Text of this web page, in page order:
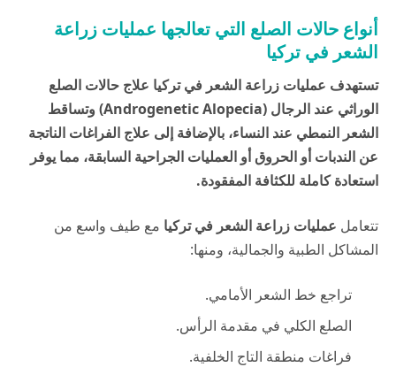
أنواع حالات الصلع التي تعالجها عمليات زراعة
الشعر في تركيا
تستهدف عمليات زراعة الشعر في تركيا علاج حالات الصلع
الوراثي عند الرجال (Androgenetic Alopecia) وتساقط
الشعر النمطي عند النساء، بالإضافة إلى علاج الفراغات الناتجة
عن الندبات أو الحروق أو العمليات الجراحية السابقة، مما يوفر
استعادة كاملة للكثافة المفقودة.
تتعامل عمليات زراعة الشعر في تركيا مع طيف واسع من
المشاكل الطبية والجمالية، ومنها:
تراجع خط الشعر الأمامي.
الصلع الكلي في مقدمة الرأس.
فراغات منطقة التاج الخلفية.